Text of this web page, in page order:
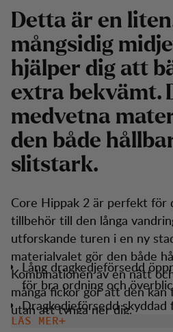
Detta är en
mångsidig
hjälper dig att
extra bekvämt.
medvetna
den både
slitstark.
Core Hippak 2 är perfekt för
tillbehör till den långa
utforskande turen i en ny
materialvalet gör den både
Kombinationen av en nätt
många fickor gör att den kan
utan att tynga ner dig.
Lång dragkedjeförsedd
för bra ordning och
Dragkedjeförsedd
perfekt för värdesaker
LÄS MER